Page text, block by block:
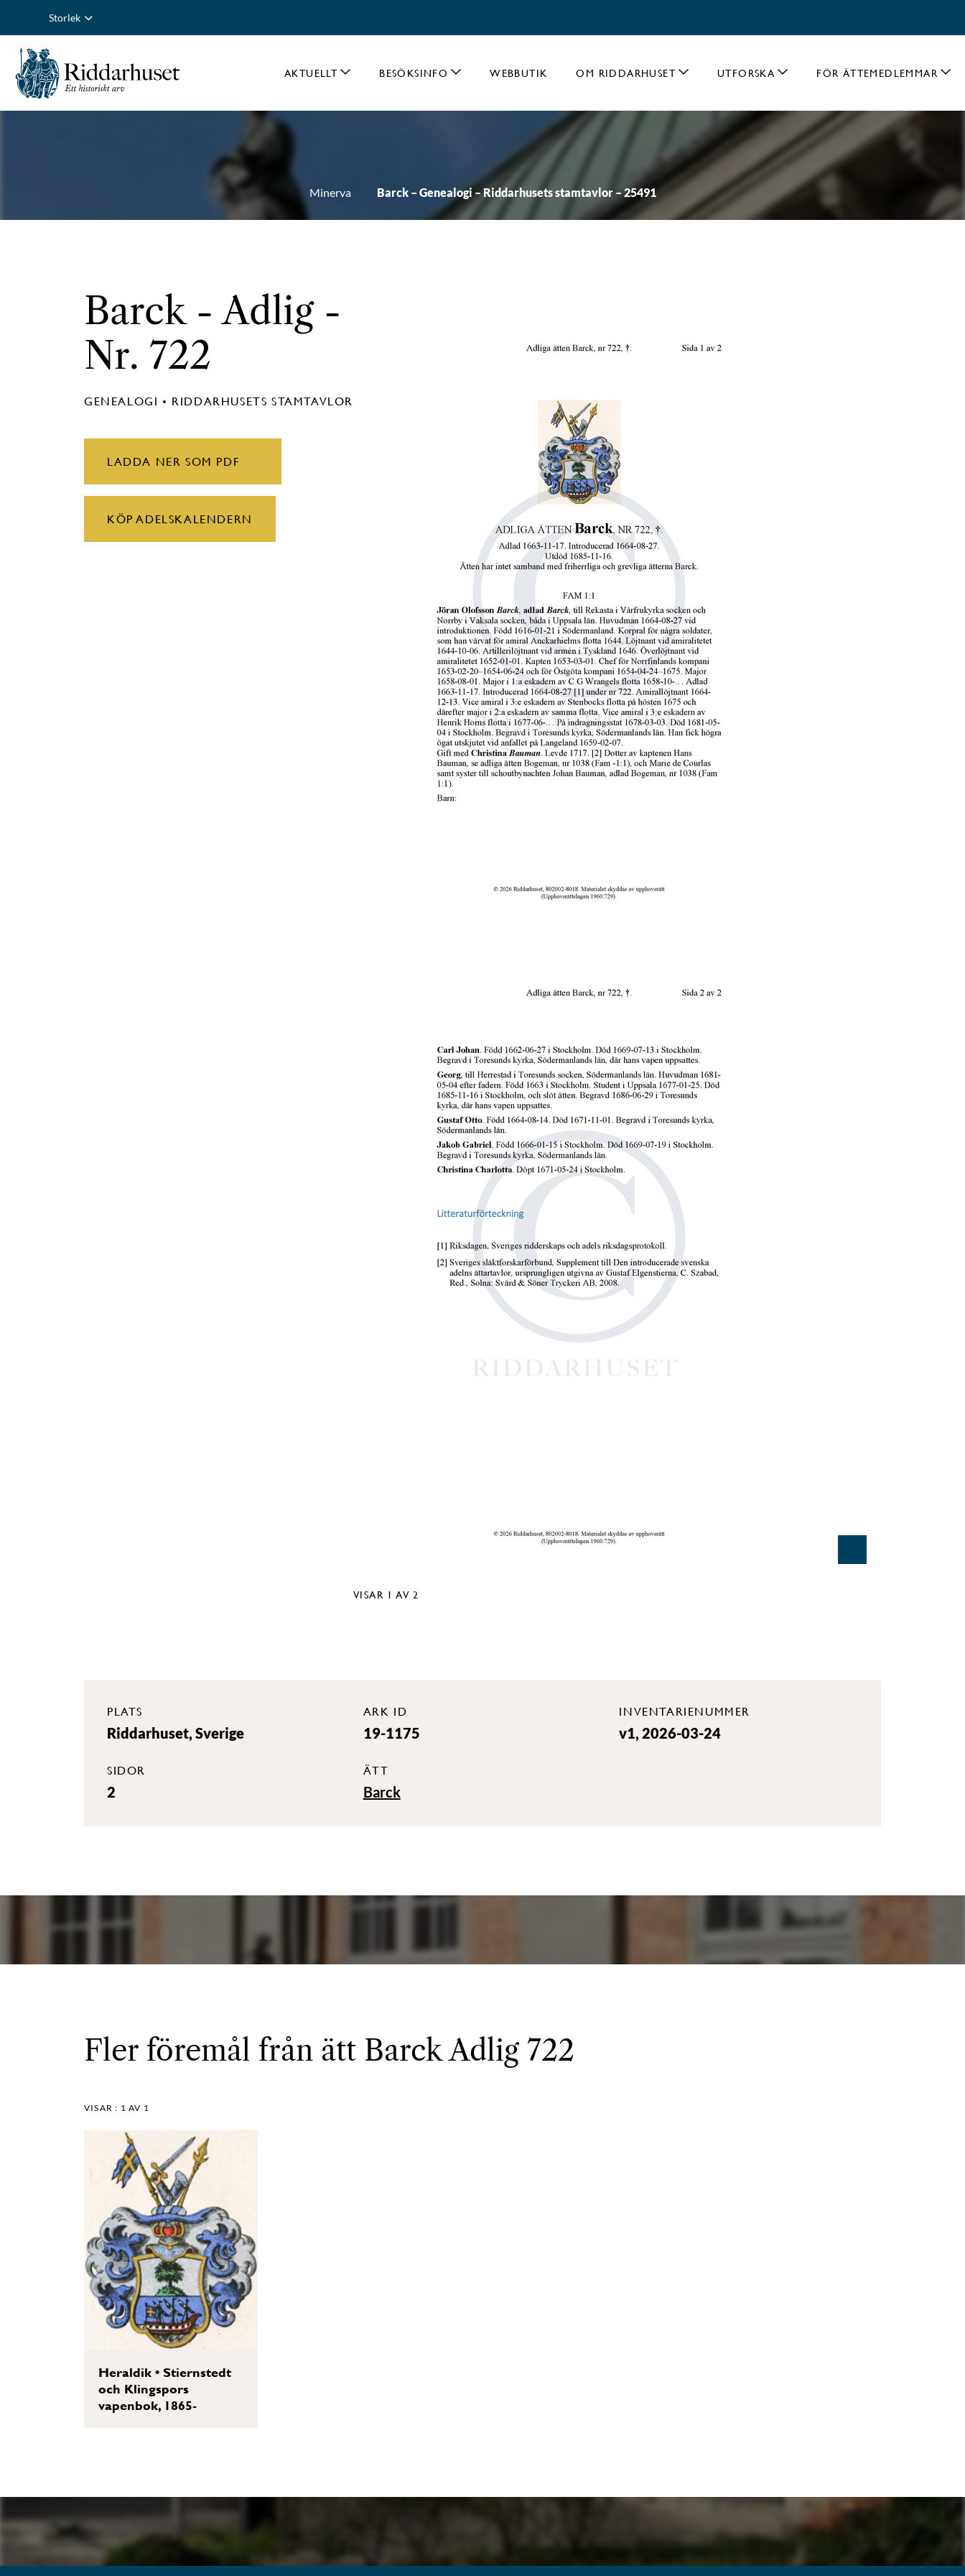
Storlek
AKTUELLT BESÖKSINFO WEBBUTIK OM RIDDARHUSET UTFORSKA FÖR ÄTTEMEDLEMMAR
Minerva Barck – Genealogi – Riddarhusets stamtavlor – 25491
Barck- Adlig -
Nr. 722
GENEALOGI • RIDDARHUSETS STAMTAVLOR
LADDA NER SOM PDF
KÖP ADELSKALENDERN
VISAR 1 AV 2
PLATS
Riddarhuset, Sverige
ARK ID
19-1175
INVENTARIENUMMER
v1, 2026-03-24
SIDOR
2
ÄTT
Barck
Fler föremål från ätt Barck Adlig 722
VISAR : 1 AV 1
Heraldik•Stiernstedt
och Klingspors
vapenbok, 1865-